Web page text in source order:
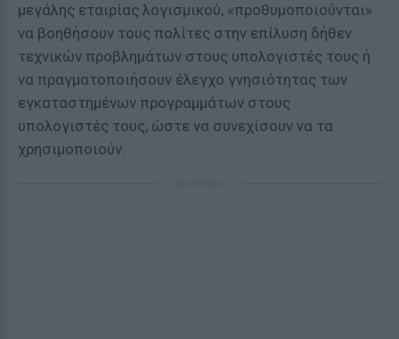
μεγάλης εταιρίας λογισμικού, «προθυμοποιούνται»
να βοηθήσουν τους πολίτες στην επίλυση δήθεν
τεχνικών προβλημάτων στους υπολογιστές τους ή
να πραγματοποιήσουν έλεγχο γνησιότητας των
εγκαταστημένων προγραμμάτων στους
υπολογιστές τους, ώστε να συνεχίσουν να τα
χρησιμοποιούν.